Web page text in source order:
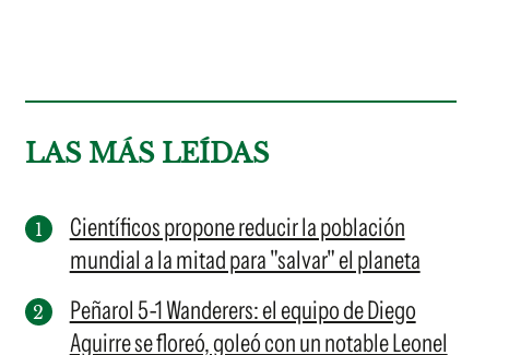
LAS MÁS LEÍDAS
Científicos propone reducir la población
mundial a la mitad para "salvar" el planeta
Peñarol 5-1 Wanderers: el equipo de Diego
Aguirre se floreó, goleó con un notable Leonel